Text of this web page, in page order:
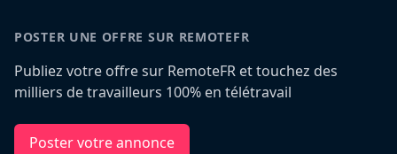
POSTER UNE OFFRE SUR REMOTEFR
Publiez votre offre sur RemoteFR et touchez des
milliers de travailleurs 100% en télétravail
Poster votre annonce